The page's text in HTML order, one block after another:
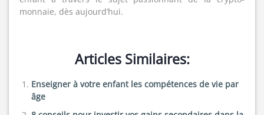
monnaie, dès aujourd’hui.
Articles Similaires:
Enseigner à votre enfant les compétences de vie par
âge